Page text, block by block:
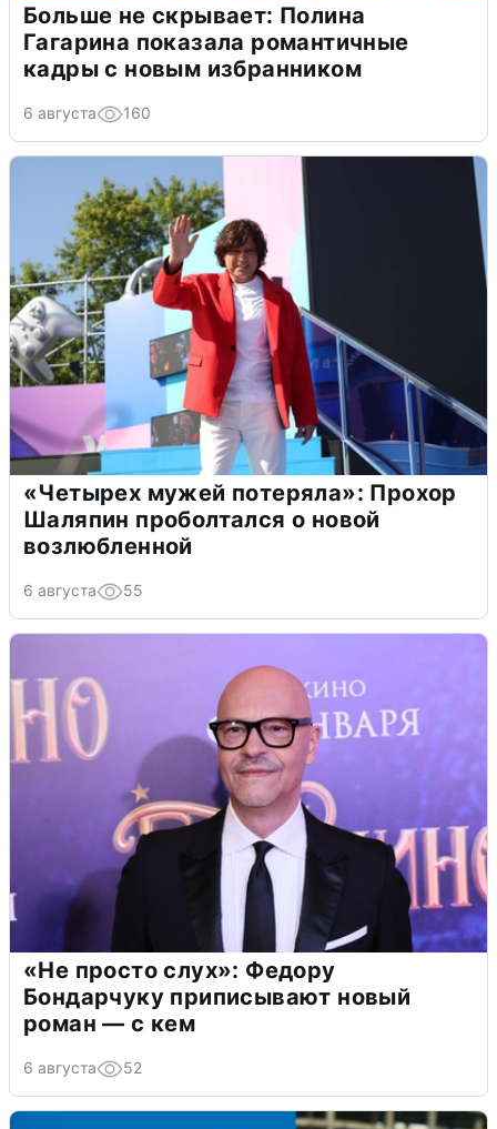
Больше не скрывает: Полина
Гагарина показала романтичные
кадры с новым избранником
6 августа 160
«Четырех мужей потеряла»: Прохор
Шаляпин проболтался о новой
возлюбленной
6 августа 55
«Не просто слух»: Федору
Бондарчуку приписывают новый
роман — с кем
6 августа 52